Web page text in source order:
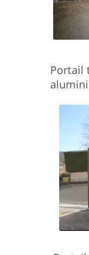
Portail